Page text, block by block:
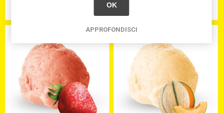
OK
APPROFONDISCI